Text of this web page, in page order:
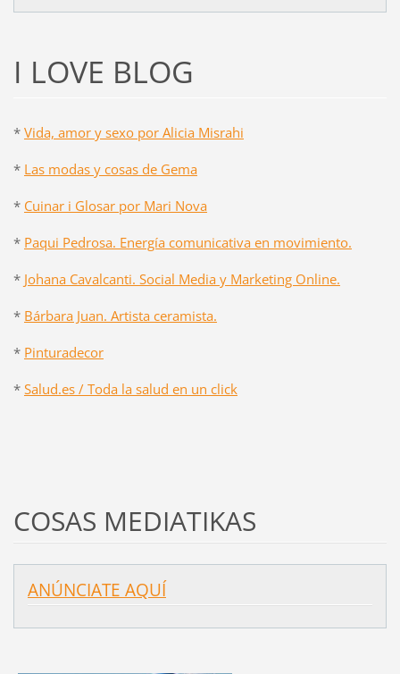
I LOVE BLOG
* Vida, amor y sexo por Alicia Misrahi
* Las modas y cosas de Gema
* Cuinar i Glosar por Mari Nova
* Paqui Pedrosa. Energía comunicativa en movimiento.
* Johana Cavalcanti. Social Media y Marketing Online.
* Bárbara Juan. Artista ceramista.
* Pinturadecor
* Salud.es / Toda la salud en un click
COSAS MEDIATIKAS
ANÚNCIATE AQUÍ